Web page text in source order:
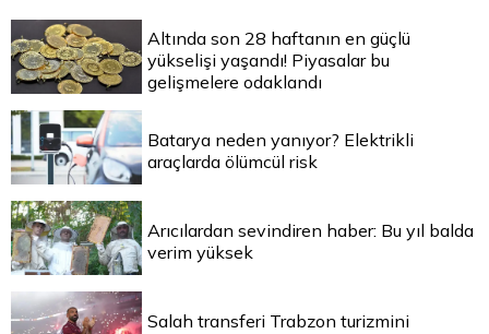
Altında son 28 haftanın en güçlü
yükselişi yaşandı! Piyasalar bu
gelişmelere odaklandı
Batarya neden yanıyor? Elektrikli
araçlarda ölümcül risk
Arıcılardan sevindiren haber: Bu yıl balda
verim yüksek
Salah transferi Trabzon turizmini